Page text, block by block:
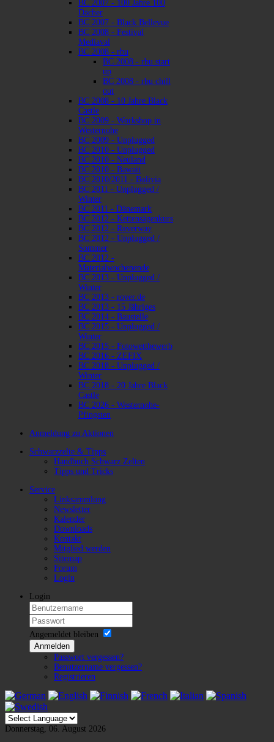
BC 2007 - 100 Jahre 100
Dächer
BC 2007 - Black Bellevue
BC 2008 - Festival
Mediaval
BC 2008 - rbu
BC 2008 - rbu start
up
BC 2008 - rbu chill
out
BC 2008 - 10 Jahre Black
Castle
BC 2009 - Workshop in
Westernohe
BC 2009 - Unplugged
BC 2010 - Unplugged
BC 2010 - Neuland
BC 2010 - Bawaii
BC 2010/2011 - Bolivia
BC 2011 - Unplugged /
Winter
BC 2011 - Dänemark
BC 2012 - Kettensägenkurs
BC 2012 - Roverway
BC 2012 - Unplugged /
Sommer
BC 2012 -
Materialwochenende
BC 2013 - Unplugged /
Winter
BC 2013 - rover.de
BC 2013 - 15 Jähriges
BC 2014 - Baustelle
BC 2015 - Unplugged /
Winter
BC 2015 - Fotowettbewerb
BC 2016 - ZEFIX
BC 2018 - Unplugged /
Winter
BC 2018 - 20 Jahre Black
Castle
BC 2026 - Westernohe-
Pfingsten
Anmeldung zu Aktionen
Schwarzzelte & Tipps
Handbuch Schwarz Zelten
Tipps und Tricks
Service
Linksammlung
Newsletter
Kalender
Downloads
Kontakt
Mitglied werden
Sitemap
Forum
Login
Login
Angemeldet bleiben
Anmelden
Passwort vergessen?
Benutzername vergessen?
Registrieren
Donnerstag, 06. August 2026